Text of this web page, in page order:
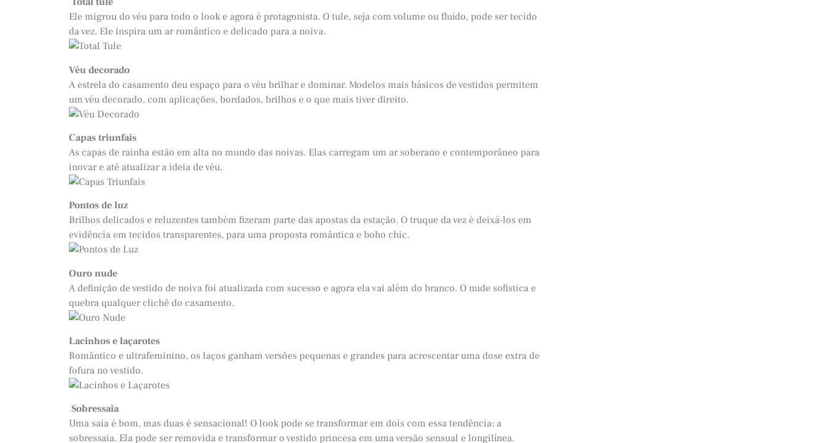
Ele migrou do véu para todo o look e agora é protagonista. O tule, seja com volume ou fluído, pode ser tecido
da vez. Ele inspira um ar romântico e delicado para a noiva.
Véu decorado
A estrela do casamento deu espaço para o véu brilhar e dominar. Modelos mais básicos de vestidos permitem
um véu decorado, com aplicações, bordados, brilhos e o que mais tiver direito.
Capas triunfais
As capas de rainha estão em alta no mundo das noivas. Elas carregam um ar soberano e contemporâneo para
inovar e até atualizar a ideia de véu.
Pontos de luz
Brilhos delicados e reluzentes também fizeram parte das apostas da estação. O truque da vez é deixá-los em
evidência em tecidos transparentes, para uma proposta romântica e boho chic.
Ouro nude
A definição de vestido de noiva foi atualizada com sucesso e agora ela vai além do branco. O nude sofistica e
quebra qualquer clichê do casamento.
Lacinhos e laçarotes
Romântico e ultrafeminino, os laços ganham versões pequenas e grandes para acrescentar uma dose extra de
fofura no vestido.
Sobressaia
Uma saia é bom, mas duas é sensacional! O look pode se transformar em dois com essa tendência: a
sobressaia. Ela pode ser removida e transformar o vestido princesa em uma versão sensual e longilínea.